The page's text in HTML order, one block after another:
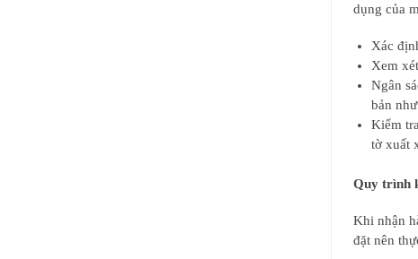
dụng của
Xác
Xem
Ngân
bản
Kiểm
tờ xuất
Quy trình
Khi nhận
đặt nên